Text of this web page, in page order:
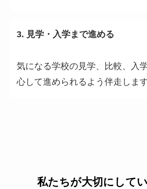
3. 見学・入学まで進める
気になる学校の見学、比較、入
心して進められるよう伴走します
私たちが大切にして